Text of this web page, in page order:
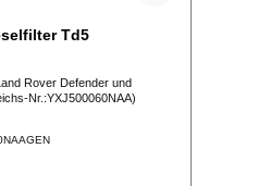
Td5
Rover Defender und
Nr.:YXJ500060NAA)